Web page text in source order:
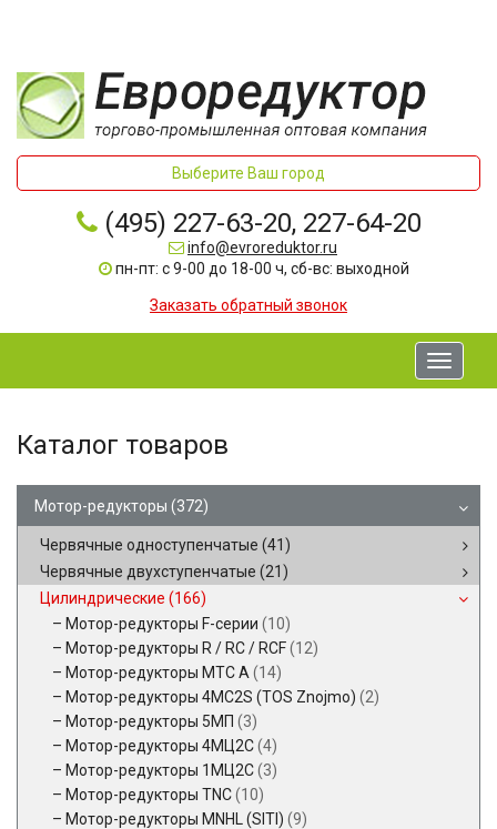
Выберите Ваш город
(495) 227-63-20, 227-64-20
info@evroreduktor.ru
пн-пт: с 9-00 до 18-00 ч, сб-вс: выходной
Заказать обратный звонок
Toggle
Каталог товаров
Мотор-редукторы (372)
Червячные одноступенчатые (41)
Червячные двухступенчатые (21)
Цилиндрические (166)
Мотор-редукторы F-серии (10)
Мотор-редукторы R / RC / RCF(12)
Мотор-редукторы MTC A (14)
Мотор-редукторы 4MC2S (TOS Znojmo) (2)
Мотор-редукторы 5МП (3)
Мотор-редукторы 4МЦ2С(4)
Мотор-редукторы 1МЦ2С(3)
Мотор-редукторы TNC(10)
Мотор-редукторы MNHL (SITI) (9)